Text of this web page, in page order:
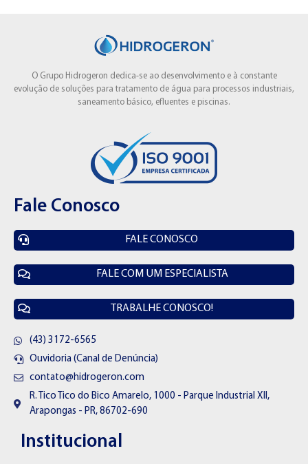
O Grupo Hidrogeron dedica-se ao desenvolvimento e à constante
evolução de soluções para tratamento de água para processos industriais,
saneamento básico, efluentes e piscinas.
Fale Conosco
FALE CONOSCO
FALE COM UM ESPECIALISTA
TRABALHE CONOSCO!
(43) 3172-6565
Ouvidoria (Canal de Denúncia)
contato@hidrogeron.com
R. Tico Tico do Bico Amarelo, 1000 - Parque Industrial XII,
Arapongas - PR, 86702-690
Institucional